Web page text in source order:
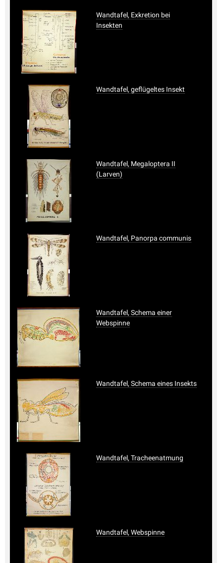
Wandtafel, Exkretion bei
Insekten
Wandtafel, geflügeltes Insekt
Wandtafel, Megaloptera II
(Larven)
Wandtafel, Panorpa communis
Wandtafel, Schema einer
Webspinne
Wandtafel, Schema eines Insekts
Wandtafel, Tracheenatmung
Wandtafel, Webspinne